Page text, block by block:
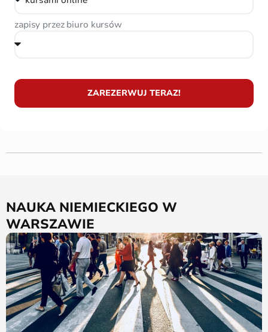
zapisy przez biuro kursów
ZAREZERWUJ TERAZ!
NAUKA NIEMIECKIEGO W
WARSZAWIE